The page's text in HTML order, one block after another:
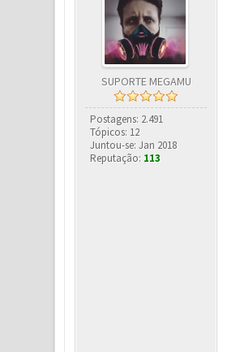
SUPORTE MEGAMU
Postagens: 2.491
Tópicos: 12
Juntou-se: Jan 2018
Reputação: 113